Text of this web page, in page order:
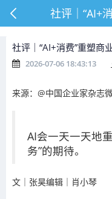
社评｜“AI+
社评｜“AI+消费”重塑商
2026-07-06 18:43:13
来源：@中国企业家杂志
AI会一天一天地
务”的期待。
文 ｜ 张昊编辑｜肖小琴